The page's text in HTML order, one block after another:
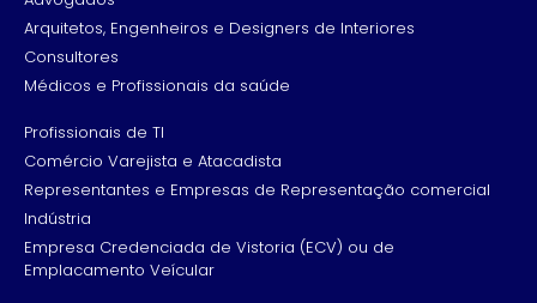
Arquitetos, Engenheiros e Designers de Interiores
Consultores
Médicos e Profissionais da saúde
Profissionais de TI
Comércio Varejista e Atacadista
Representantes e Empresas de Representação comercial
Indústria
Empresa Credenciada de Vistoria (ECV) ou de
Emplacamento Veícular